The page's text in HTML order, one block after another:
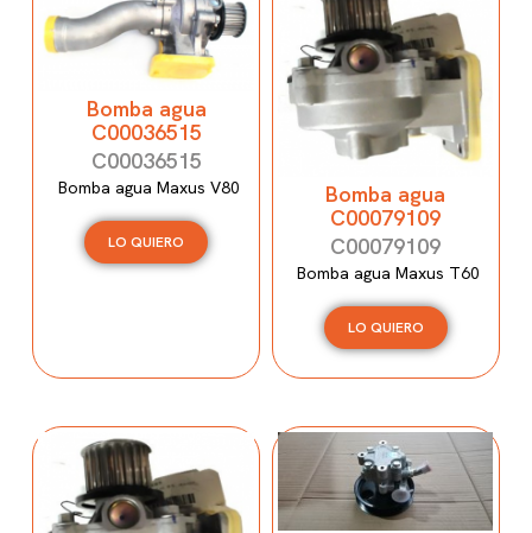
Bomba agua
C00036515
C00036515
Bomba agua Maxus V80
LO QUIERO
Bomba agua
C00079109
C00079109
Bomba agua Maxus T60
LO QUIERO